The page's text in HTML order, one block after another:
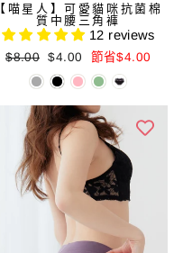
【喵星人】可愛貓咪抗菌棉
質中腰三角褲
12 reviews
正
$8.00 減
價
價
格
$4.00 節省$4.00